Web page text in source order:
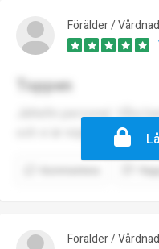
Förälder /
Toppen
Jättefin personal. Våra
och vi är nöjda med båda.
Förälder /